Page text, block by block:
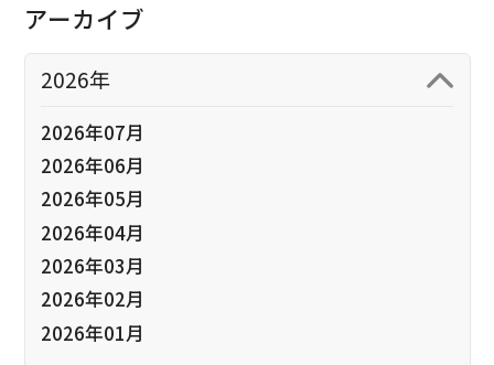
アーカイブ
2026年
2026年07月
2026年06月
2026年05月
2026年04月
2026年03月
2026年02月
2026年01月